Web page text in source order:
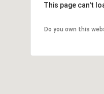
This page can't
Do you own this